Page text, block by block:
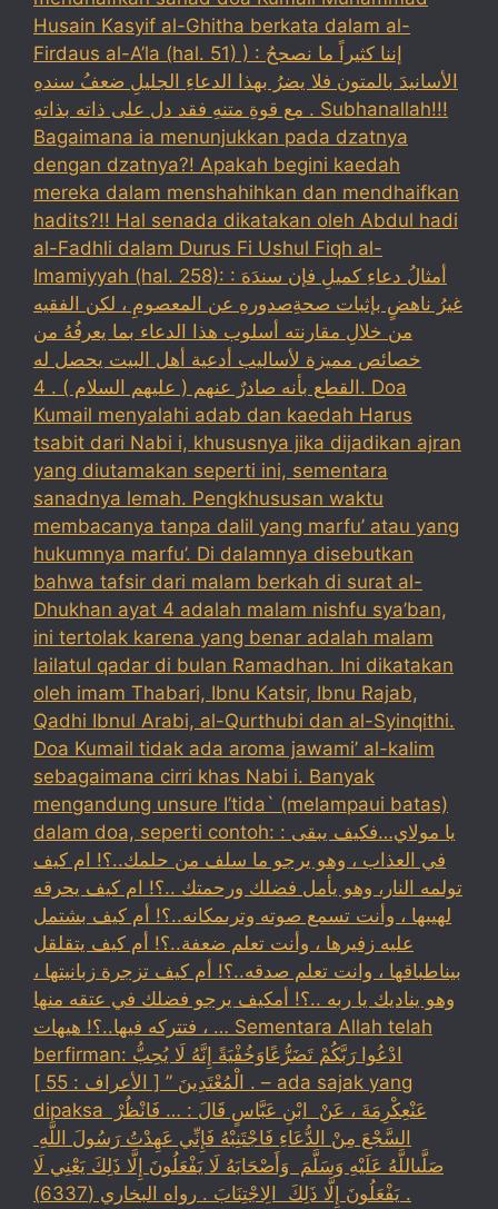
Husain Kasyif al-Ghitha berkata dalam al-
Firdaus al-A’la (hal. 51) ) : إننا كثيراً ما نصححُ
الأسانيدَ بالمتون فلا يضرُ بهذا الدعاءِ الجليلِ ضعفُ سندهِ
مع قوةِ متنهِ فقد دل على ذاته بذاتهِ . Subhanallah!!!
Bagaimana ia menunjukkan pada dzatnya
dengan dzatnya?! Apakah begini kaedah
mereka dalam menshahihkan dan mendhaifkan
hadits?!! Hal senada dikatakan oleh Abdul hadi
al-Fadhli dalam Durus Fi Ushul Fiqh al-
Imamiyyah (hal. 258): : أمثالُ دعاءِ كميلِ فإن سندَهَ
غيرُ ناهضٍ بإثبات صحةِصدورهِ عن المعصومِ ، لكن الفقيه
من خلالِ مقارنته أسلوب هذا الدعاء بما يعرفُهُ من
خصائص مميزة لأساليب أدعية أهل البيت يحصل له
القطع بأنه صادرٌ عنهم ( عليهم السلام ) . 4. Doa
Kumail menyalahi adab dan kaedah Harus
tsabit dari Nabi i, khususnya jika dijadikan ajran
yang diutamakan seperti ini, sementara
sanadnya lemah. Pengkhususan waktu
membacanya tanpa dalil yang marfu’ atau yang
hukumnya marfu’. Di dalamnya disebutkan
bahwa tafsir dari malam berkah di surat al-
Dhukhan ayat 4 adalah malam nishfu sya’ban,
ini tertolak karena yang benar adalah malam
lailatul qadar di bulan Ramadhan. Ini dikatakan
oleh imam Thabari, Ibnu Katsir, Ibnu Rajab,
Qadhi Ibnul Arabi, al-Qurthubi dan al-Syinqithi.
Doa Kumail tidak ada aroma jawami’ al-kalim
sebagaimana cirri khas Nabi i. Banyak
mengandung unsure I’tida` (melampaui batas)
dalam doa, seperti contoh: : يا مولاي…فكيف يبقى
في العذاب ، وهو يرجو ما سلف من حلمك..؟! ام كيف
تولمه النار، وهو يأمل فضلك ورحمتك ..؟! ام كيف يحرقه
لهيبها ، وأنت تسمع صوته وترىمكانه..؟! أم كيف بشتمل
عليه زفيرها ، وأنت تعلم ضعفة..؟! أم كيف يتقلقل
بيناطباقها ، وانت تعلم صدقه..؟! أم كيف تزجرة زبانيتها ،
وهو يناديك يا ربه ..؟! أمكيف يرجو فضلك في عتقه منها
، فتتركه فيها..؟! هيهات … Sementara Allah telah
berfirman: ادْعُوا رَبَّكُمْ تَضَرُّعًاوَخُفْيَةً إِنَّهُ لَا يُحِبُّ
الْمُعْتَدِينَ ” [ الأعراف : 55 ] . – ada sajak yang
dipaksa ‏عَنْ‏‏عِكْرِمَةَ ‏، ‏عَنْ ‏ ‏ابْنِ عَبَّاسٍ ‏‏قَالَ : … فَانْظُرْ ‏‏
السَّجْعَ ‏‏مِنْ الدُّعَاءِ فَاجْتَنِبْهُ فَإِنِّي عَهِدْتُ رَسُولَ اللَّهِ ‏
‏صَلَّىاللَّهُ عَلَيْهِ وَسَلَّمَ ‏ ‏وَأَصْحَابَهُ لَا يَفْعَلُونَ إِلَّا ذَلِكَ ‏‏يَعْنِي لَا
يَفْعَلُونَ إِلَّا ذَلِكَ ‏ ‏الِاجْتِنَابَ . رواه البخاري (6337) .